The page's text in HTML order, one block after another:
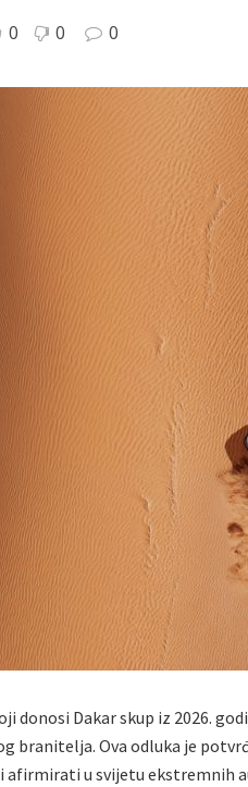
0 0 0
donosi Dakar skup iz 2026.
branitelja. Ova odluka je
afirmirati u svijetu ekstremnih